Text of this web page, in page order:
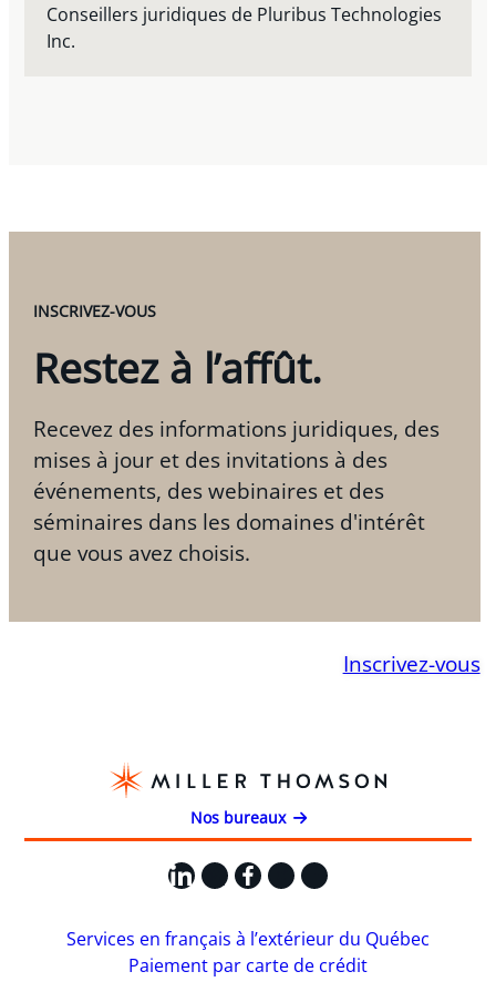
Conseillers juridiques de Pluribus Technologies
Inc.
INSCRIVEZ-VOUS
Restez à l’affût.
Recevez des informations juridiques, des
mises à jour et des invitations à des
événements, des webinaires et des
séminaires dans les domaines d'intérêt
que vous avez choisis.
Inscrivez-vous
Nos bureaux
LinkedIn
X Facebook
Instagram
YouTube
Services en français à l’extérieur du Québec
Paiement par carte de crédit